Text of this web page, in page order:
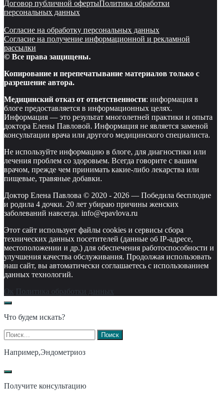
Договор публичной офертыПолитика обработки
персональных данных
Согласие на обработку персональных данных
Согласие на получение информационной и рекламной
рассылки
© Все права защищены.
Копирование и перепечатывание материалов только с
разрешение автора.
Медицинский отказ от ответственности: информация в
блоге предоставляется в информационных целях.
Информация — это результат многолетней практики и опыта
доктора Елены Павловой. Информация не является заменой
консультации врача или другого медицинского специалиста.
Не используйте информацию в блоге, для диагностики или
лечения проблем со здоровьем. Всегда говорите с вашим
врачом, прежде чем принимать какие-либо лекарства или
пищевые, травяные добавки.
Доктор Елена Павлова © 2020 - 2026 — Победила бесплодие
и родила 4 дочки. 20 лет убираю причины женских
заболеваний навсегда. info@epavlova.ru
Этот сайт использует файлы cookies и сервисы сбора
технических данных посетителей (данные об IP-адресе,
местоположении и др.) для обеспечения работоспособности и
улучшения качества обслуживания. Продолжая использовать
наш сайт, вы автоматически соглашаетесь с использованием
данных технологий.
Ок Политика обработки данных
Что будем искать?
Найти:
Например,Эндометриоз
Получите консультацию